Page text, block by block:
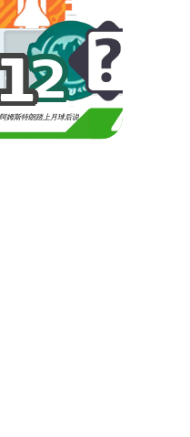
2
姆斯特朗踏上月球后说